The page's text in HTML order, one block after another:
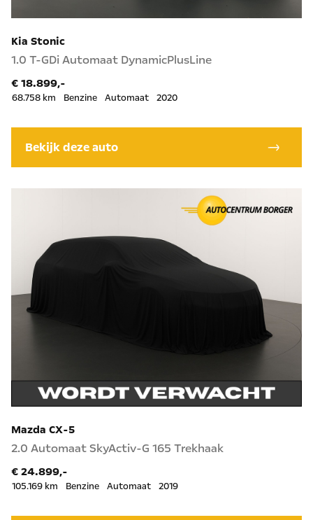
Kia Stonic
1.0 T-GDi Automaat DynamicPlusLine
€ 18.899,-
68.758 km Benzine Automaat 2020
Bekijk deze auto
Mazda CX-5
2.0 Automaat SkyActiv-G 165 Trekhaak
€ 24.899,-
105.169 km Benzine Automaat 2019